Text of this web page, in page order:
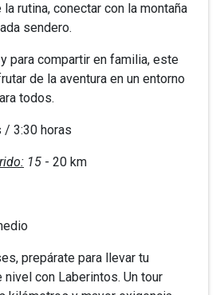
rutina, conectar con la montaña
sendero.
para compartir en familia, este
de la aventura en un entorno
todos.
/ 3:30 horas
15 - 20 km
prepárate para llevar tu
nivel con Laberintos. Un tour